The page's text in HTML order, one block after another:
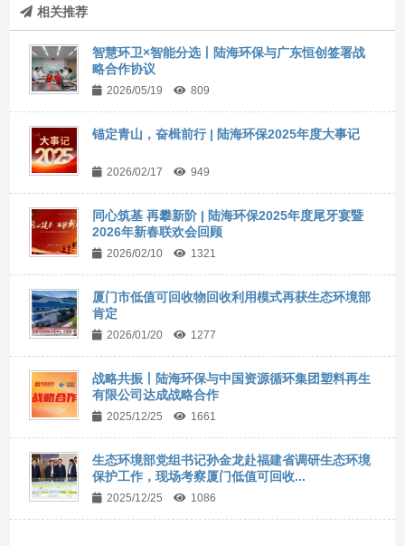
相关推荐
智慧环卫×智能分选丨陆海环保与广东恒创签署战
略合作协议
2026/05/19 809
锚定青山，奋楫前行 | 陆海环保2025年度大事记
2026/02/17 949
同心筑基 再攀新阶 | 陆海环保2025年度尾牙宴暨
2026年新春联欢会回顾
2026/02/10 1321
厦门市低值可回收物回收利用模式再获生态环境部
肯定
2026/01/20 1277
战略共振丨陆海环保与中国资源循环集团塑料再生
有限公司达成战略合作
2025/12/25 1661
生态环境部党组书记孙金龙赴福建省调研生态环境
保护工作，现场考察厦门低值可回收...
2025/12/25 1086